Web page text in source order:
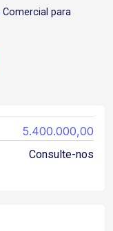
Comercial para
5.400.000,00
Consulte-nos